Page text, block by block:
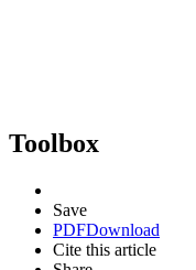
Toolbox
Save
PDFDownload
Cite this article